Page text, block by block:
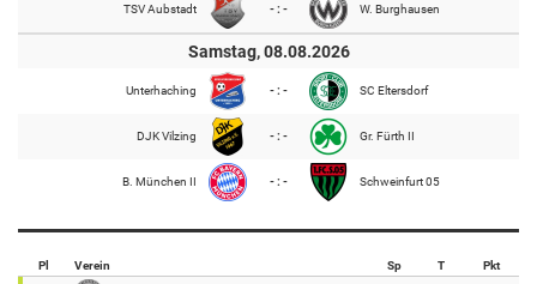
TSV Aubstadt - : - W. Burghausen
Samstag, 08.08.2026
Unterhaching - : - SC Eltersdorf
DJK Vilzing - : - Gr. Fürth II
B. München II - : - Schweinfurt 05
Pl Verein Sp T Pkt